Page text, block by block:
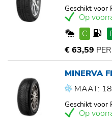
Geschikt voor
Op
C
€ 63,59
MINERVA
MAAT:
Geschikt voor
Op